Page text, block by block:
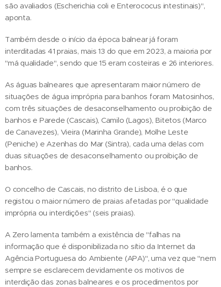
são avaliados (Escherichia coli e Enterococus intestinais)",
aponta.
Também desde o início da época balnear já foram
interditadas 41 praias, mais 13 do que em 2023, a maioria por
"má qualidade", sendo que 15 eram costeiras e 26 interiores.
As águas balneares que apresentaram maior número de
situações de água imprópria para banhos foram Matosinhos,
com três situações de desaconselhamento ou proibição de
banhos e Parede (Cascais), Camilo (Lagos), Bitetos (Marco
de Canavezes), Vieira (Marinha Grande), Molhe Leste
(Peniche) e Azenhas do Mar (Sintra), cada uma delas com
duas situações de desaconselhamento ou proibição de
banhos.
O concelho de Cascais, no distrito de Lisboa, é o que
registou o maior número de praias afetadas por "qualidade
imprópria ou interdições" (seis praias).
A Zero lamenta também a existência de "falhas na
informação que é disponibilizada no sítio da Internet da
Agência Portuguesa do Ambiente (APA)", uma vez que "nem
sempre se esclarecem devidamente os motivos de
interdição das zonas balneares e os procedimentos por